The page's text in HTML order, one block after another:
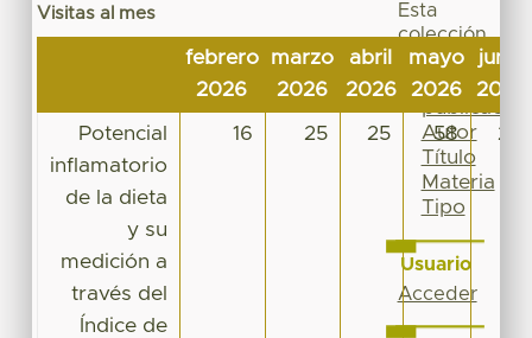
Visitas al mes
febrero
2026
marzo
2026
abril
2026
mayo
2026
junio
2026
Potencial
inflamatorio
de la dieta
y su
medición a
través del
Índice de
16 25 25 58 22
Esta
colección
Fecha
de
publicación
Autor
Título
Materia
Tipo
Usuario
Acceder